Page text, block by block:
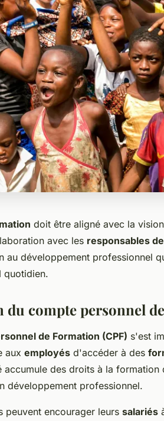
doit être aligné avec la
avec les responsables
au développement professionnel
quotidien.
compte personnel
de Formation (CPF) s'est
aux employés d'accéder à des
accumule des droits à la
développement professionnel.
peuvent encourager leurs salariés